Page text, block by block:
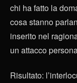
chi ha fatto la
cosa stanno
inserito nel
un attacco
Risultato: